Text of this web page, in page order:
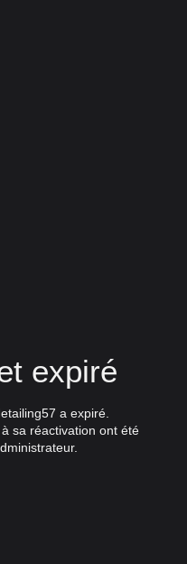
expiré
a expiré.
sa réactivation ont été